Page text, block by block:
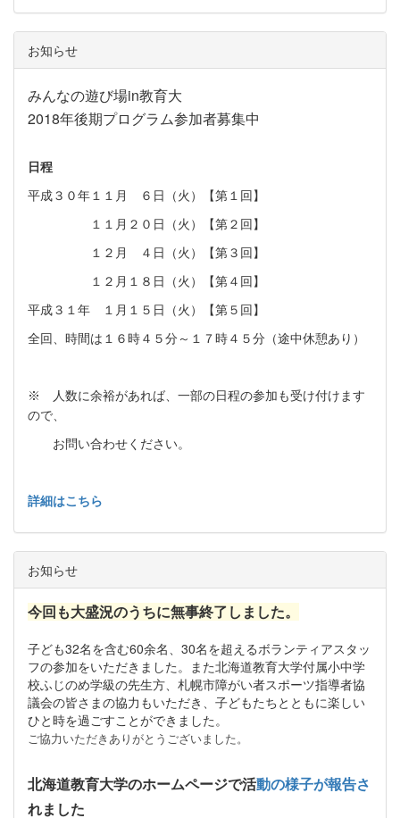
お知らせ
みんなの遊び場in教育大
2018年後期プログラム参加者募集中
日程
平成３０年１１月 ６日（火）【第１回】
１１月２０日（火）【第２回】
１２月 ４日（火）【第３回】
１２月１８日（火）【第４回】
平成３１年 １月１５日（火）【第５回】
全回、時間は１６時４５分～１７時４５分（途中休憩あり）
※ 人数に余裕があれば、一部の日程の参加も受け付けます
ので、
お問い合わせください。
詳細はこちら
お知らせ
今回も大盛況のうちに無事終了しました。
子ども32名を含む60余名、30名を超えるボランティアスタッ
フの参加をいただきました。また北海道教育大学付属小中学
校ふじのめ学級の先生方、札幌市障がい者スポーツ指導者協
議会の皆さまの協力もいただき、子どもたちとともに楽しい
ひと時を過ごすことができました。
ご協力いただきありがとうございました。
北海道教育大学のホームページで活動の様子が報告さ
れました